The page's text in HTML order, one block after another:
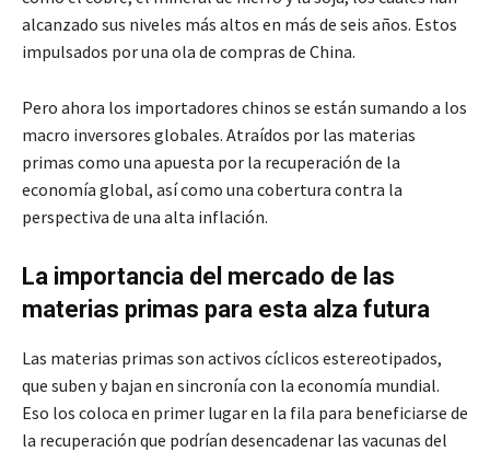
alcanzado sus niveles más altos en más de seis años. Estos
impulsados ​​por una ola de compras de China.
Pero ahora los importadores chinos se están sumando a los
macro inversores globales. Atraídos por las materias
primas como una apuesta por la recuperación de la
economía global, así como una cobertura contra la
perspectiva de una alta inflación.
La importancia del mercado de las
materias primas para esta alza futura
Las materias primas son activos cíclicos estereotipados,
que suben y bajan en sincronía con la economía mundial.
Eso los coloca en primer lugar en la fila para beneficiarse de
la recuperación que podrían desencadenar las vacunas del